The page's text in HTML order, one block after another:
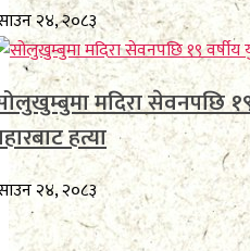
२४, २०८३
मदिरा सेवनपछि
हत्या
२४, २०८३